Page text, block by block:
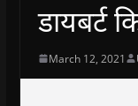
डायबर्ट
March 12, 2021